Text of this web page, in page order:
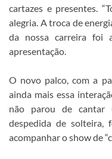
cartazes e presentes.
alegria. A troca de
da nossa carreira foi
apresentação.
O novo palco, com a
ainda mais essa
não parou de cantar
despedida de
acompanhar o show de